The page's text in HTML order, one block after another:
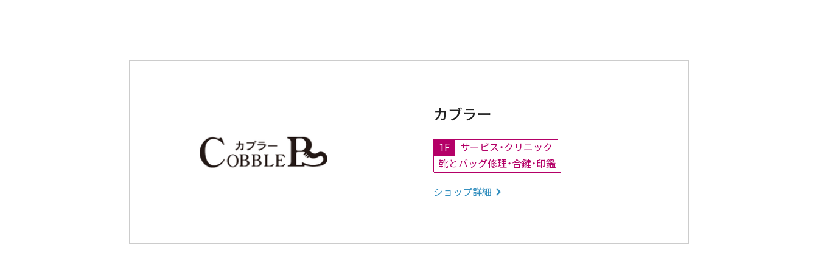
カブラー
1F
サービス・クリニック
靴とバッグ修理・合鍵・印鑑
ショップ詳細